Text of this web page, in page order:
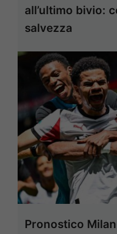
all’ultimo bivio:
salvezza
Pronostico